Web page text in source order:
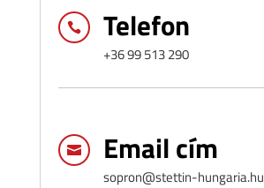
 Telefon
+36 99 513 290
 Email cím
sopron@stettin-hungaria.hu